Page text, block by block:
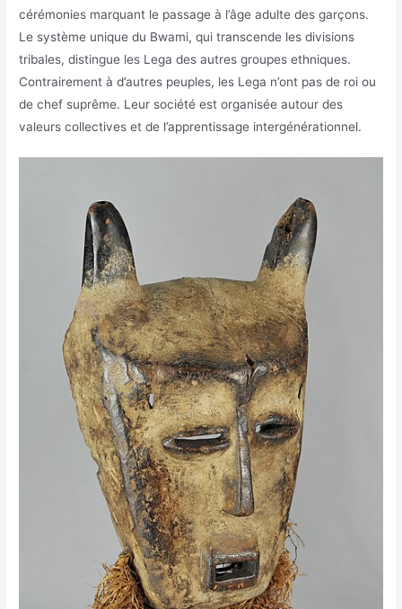
cérémonies marquant le passage à l’âge adulte des garçons.
Le système unique du Bwami, qui transcende les divisions
tribales, distingue les Lega des autres groupes ethniques.
Contrairement à d’autres peuples, les Lega n’ont pas de roi ou
de chef suprême. Leur société est organisée autour des
valeurs collectives et de l’apprentissage intergénérationnel.